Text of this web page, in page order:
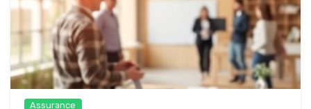
Assurance